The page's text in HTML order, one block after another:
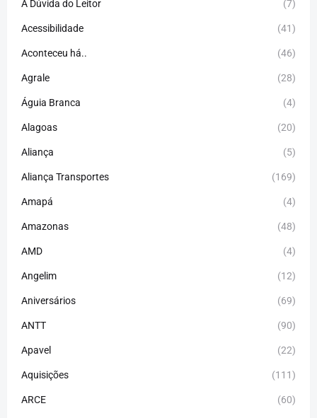
A Dúvida do Leitor (7)
Acessibilidade (41)
Aconteceu há.. (46)
Agrale (28)
Águia Branca (4)
Alagoas (20)
Aliança (5)
Aliança Transportes (169)
Amapá (4)
Amazonas (48)
AMD (4)
Angelim (12)
Aniversários (69)
ANTT (90)
Apavel (22)
Aquisições (111)
ARCE (60)